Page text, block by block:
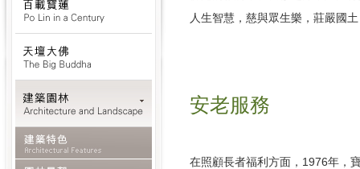
人生智慧，慈與眾生樂，莊嚴國
安老服務
在照顧長者福利方面，1976年，